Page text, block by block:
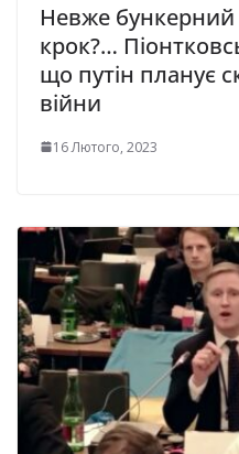
Невже бункерний
крок?…
що путін планує
війни
16 Лютого, 2023